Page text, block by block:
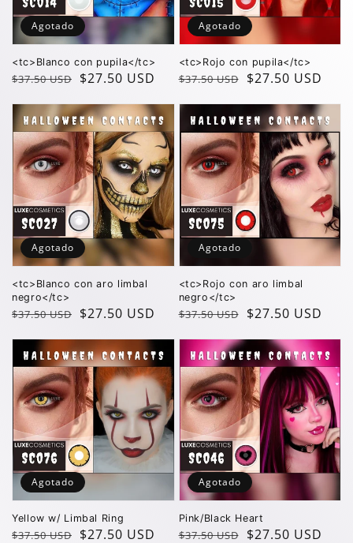
<tc>Blanco con pupila</tc>
Precio
$37.50 USD
Precio
oferta
$27.50 USD
Agotado
<tc>Rojo con pupila</tc>
Precio
$37.50 USD
Precio
oferta
$27.50 USD
Agotado
<tc>Blanco con aro limbal
negro</tc>
Precio
$37.50 USD
Precio
oferta
$27.50 USD
Agotado
<tc>Rojo con aro limbal
negro</tc>
Precio
$37.50 USD
Precio
oferta
$27.50 USD
Agotado
Yellow w/ Limbal Ring
Precio
$37.50 USD
Precio
$27.50 USD
Agotado
Pink/Black Heart
Precio
$37.50 USD
Precio
$27.50 USD
Agotado